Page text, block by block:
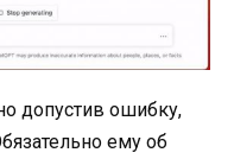
допустив ошибку,
ему об